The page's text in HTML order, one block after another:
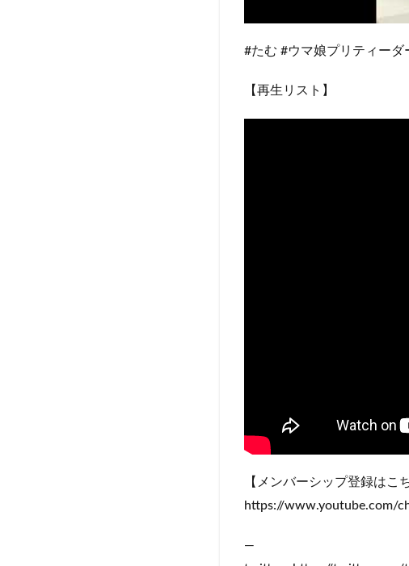
#たむ #ウマ娘プリティーダ
【再生リスト】
【メンバーシップ登録はこ
https://www.youtube.com/
—